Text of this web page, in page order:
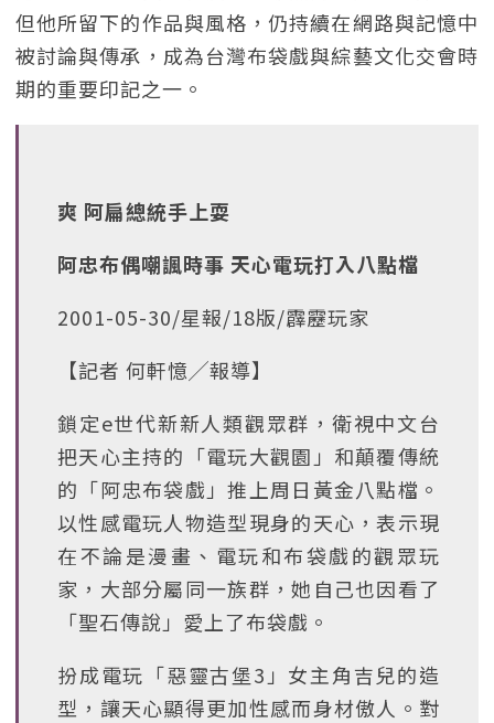
但他所留下的作品與風格，仍持續在網路與記憶中
被討論與傳承，成為台灣布袋戲與綜藝文化交會時
期的重要印記之一。
爽 阿扁總統手上耍
阿忠布偶嘲諷時事 天心電玩打入八點檔
2001-05-30/星報/18版/霹靂玩家
【記者 何軒憶╱報導】
鎖定e世代新新人類觀眾群，衛視中文台
把天心主持的「電玩大觀園」和顛覆傳統
的「阿忠布袋戲」推上周日黃金八點檔。
以性感電玩人物造型現身的天心，表示現
在不論是漫畫、電玩和布袋戲的觀眾玩
家，大部分屬同一族群，她自己也因看了
「聖石傳說」愛上了布袋戲。
扮成電玩「惡靈古堡3」女主角吉兒的造
型，讓天心顯得更加性感而身材傲人。對